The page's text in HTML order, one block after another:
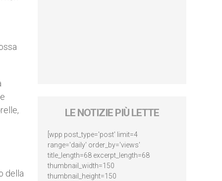
della
LE NOTIZIE PIÙ LETTE
[wpp post_type='post' limit=4
range='daily' order_by='views'
title_length=68 excerpt_length=68
thumbnail_width=150
thumbnail_height=150